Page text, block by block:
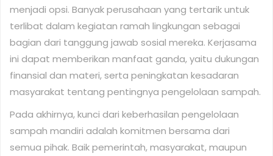
menjadi opsi. Banyak perusahaan yang tertarik untuk
terlibat dalam kegiatan ramah lingkungan sebagai
bagian dari tanggung jawab sosial mereka. Kerjasama
ini dapat memberikan manfaat ganda, yaitu dukungan
finansial dan materi, serta peningkatan kesadaran
masyarakat tentang pentingnya pengelolaan sampah.
Pada akhirnya, kunci dari keberhasilan pengelolaan
sampah mandiri adalah komitmen bersama dari
semua pihak. Baik pemerintah, masyarakat, maupun